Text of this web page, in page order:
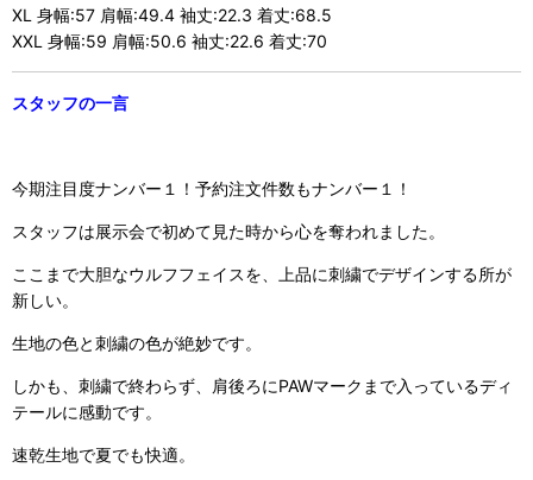
XL 身幅:57 肩幅:49.4 袖丈:22.3 着丈:68.5
XXL 身幅:59 肩幅:50.6 袖丈:22.6 着丈:70
スタッフの一言
今期注目度ナンバー１！予約注文件数もナンバー１！
スタッフは展示会で初めて見た時から心を奪われました。
ここまで大胆なウルフフェイスを、上品に刺繍でデザインする所が
新しい。
生地の色と刺繍の色が絶妙です。
しかも、刺繍で終わらず、肩後ろにPAWマークまで入っているディ
テールに感動です。
速乾生地で夏でも快適。